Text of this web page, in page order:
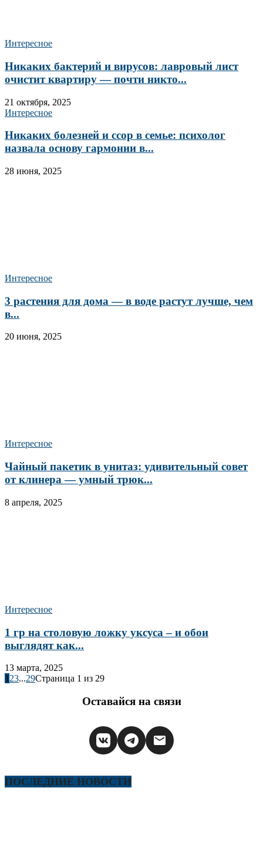
Интересное
Никаких бактерий и вирусов: лавровый лист
очистит квартиру — почти никто...
21 октября, 2025
Интересное
Никаких болезней и ссор в семье: психолог
назвала основу гармонии в...
28 июня, 2025
Интересное
3 растения для дома — в воде растут лучше, чем
в...
20 июня, 2025
Интересное
Чайный пакетик в унитаз: удивительный совет
от клинера — умный трюк...
8 апреля, 2025
Интересное
1 гр на столовую ложку уксуса – и обои
выглядят как...
13 марта, 2025
1 23...29Страница 1 из 29
Оставайся на связи
ПОСЛЕДНИЕ НОВОСТИ